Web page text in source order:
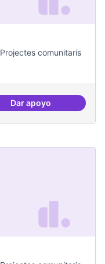
Projectes comunitaris
Dar apoyoProjecte Radars